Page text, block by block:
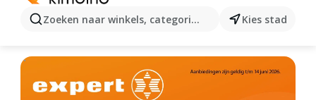
Zoeken naar winkels, categorieën, producten...
Kies stad